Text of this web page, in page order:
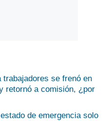
trabajadores se frenó en
retornó a comisión, ¿por
de emergencia solo